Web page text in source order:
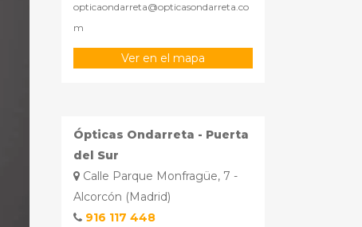
opticaondarreta@opticasondarreta.co
m
Ver en el mapa
Ópticas Ondarreta - Puerta
del Sur
Calle Parque Monfragüe, 7 -
Alcorcón (Madrid)
916 117 448